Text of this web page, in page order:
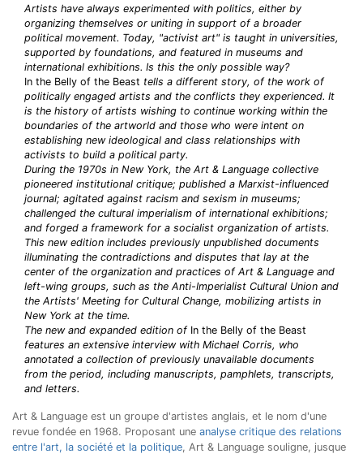
Artists have always experimented with politics, either by
organizing themselves or uniting in support of a broader
political movement. Today, "activist art" is taught in universities,
supported by foundations, and featured in museums and
international exhibitions. Is this the only possible way?
In the Belly of the Beast tells a different story, of the work of
politically engaged artists and the conflicts they experienced. It
is the history of artists wishing to continue working within the
boundaries of the artworld and those who were intent on
establishing new ideological and class relationships with
activists to build a political party.
During the 1970s in New York, the Art & Language collective
pioneered institutional critique; published a Marxist-influenced
journal; agitated against racism and sexism in museums;
challenged the cultural imperialism of international exhibitions;
and forged a framework for a socialist organization of artists.
This new edition includes previously unpublished documents
illuminating the contradictions and disputes that lay at the
center of the organization and practices of Art & Language and
left-wing groups, such as the Anti-Imperialist Cultural Union and
the Artists' Meeting for Cultural Change, mobilizing artists in
New York at the time.
The new and expanded edition of In the Belly of the Beast
features an extensive interview with Michael Corris, who
annotated a collection of previously unavailable documents
from the period, including manuscripts, pamphlets, transcripts,
and letters.
Art & Language est un groupe d'artistes anglais, et le nom d'une
revue fondée en 1968. Proposant une analyse critique des relations
entre l'art, la société et la politique, Art & Language souligne, jusque